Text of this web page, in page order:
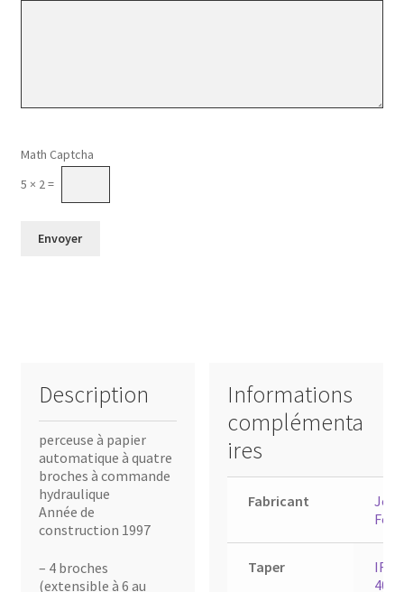
Math Captcha
5 × 2 =
Description
perceuse à papier
automatique à quatre
broches à commande
hydraulique
Année de
construction 1997
– 4 broches
(extensible à 6 au
Informations
complémenta
ires
Fabricant
Taper
400-